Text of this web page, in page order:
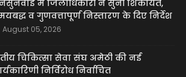
में जिलाधिकारी ने सुनीं शिकायतें,
व गुणवत्तापूर्ण निस्तारण के दिए निर्देश
August 05, 2026
चिकित्सा सेवा संघ अमेठी की नई
निर्विरोध निर्वाचित